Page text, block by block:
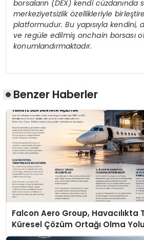
borsaların (DEX) kendi cüzdanında
merkeziyetsizliközellikleriyle
platformudur. Bu yapısıyla kendini,
ve regüle edilmiş onchain borsası
konumlandırmaktadır.
Benzer Haberler
Falcon Aero Group, Havacılıkta
Küresel Çözüm Ortağı Olma